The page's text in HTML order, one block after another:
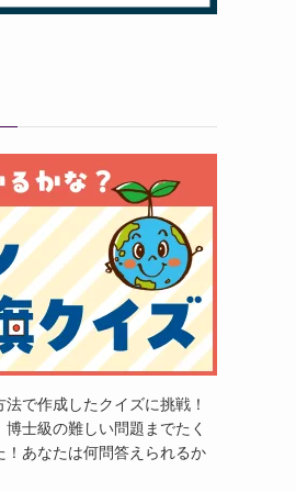
で作成したクイズに挑戦！
士級の難しい問題までたく
！あなたは何問答えられるか